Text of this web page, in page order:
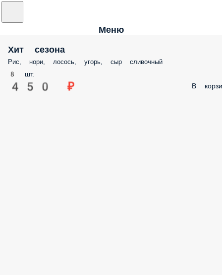
Меню
Хит сезона
Рис, нори, лосось, угорь, сыр сливочный
8 шт.
450 ₽ В